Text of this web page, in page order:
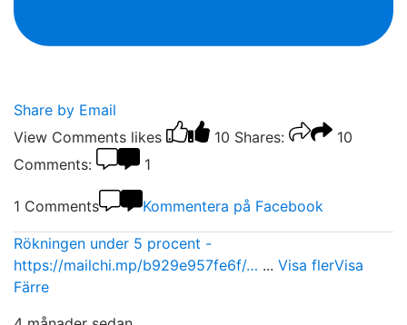
Share by Email
View Comments likes 10 Shares:
10
Comments:
1
1 Comments Kommentera på Facebook
Rökningen under 5 procent -
https://mailchi.mp/b929e957fe6f/… ... Visa flerVisa
Färre